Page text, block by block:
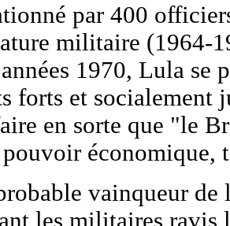
par 400
militaire (1964-
1970, Lula se
forts et socialement
en sorte que "le
pouvoir
vainqueur
les militaires ravis